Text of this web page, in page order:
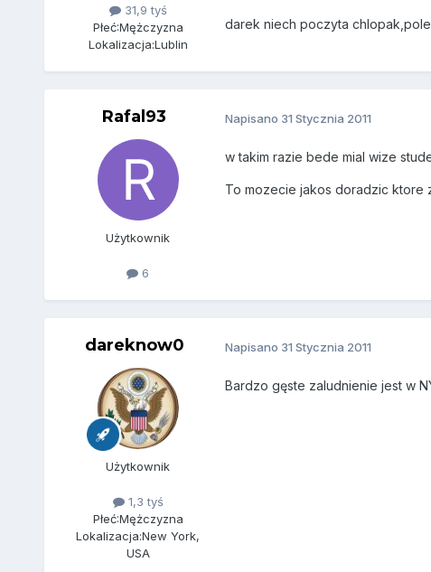
31,9 tyś
Płeć:Mężczyzna
Lokalizacja:Lublin
darek niech poczyta
Rafal93
Użytkownik
6
Napisano 31 Stycznia 2011
w takim razie bede mial wize
To mozecie jakos doradzic ktore
dareknow0
Użytkownik
1,3 tyś
Płeć:Mężczyzna
Lokalizacja:New York,
USA
Napisano 31 Stycznia 2011
Bardzo gęste zaludnienie jest w